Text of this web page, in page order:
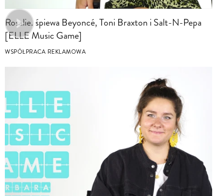
Rosalie. śpiewa Beyoncé, Toni Braxton i Salt-N-Pepa
[ELLE Music Game]
WSPÓŁPRACA REKLAMOWA